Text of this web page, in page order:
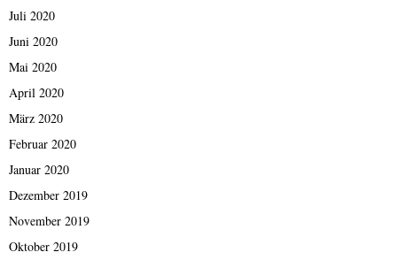
Juli 2020
Juni 2020
Mai 2020
April 2020
März 2020
Februar 2020
Januar 2020
Dezember 2019
November 2019
Oktober 2019